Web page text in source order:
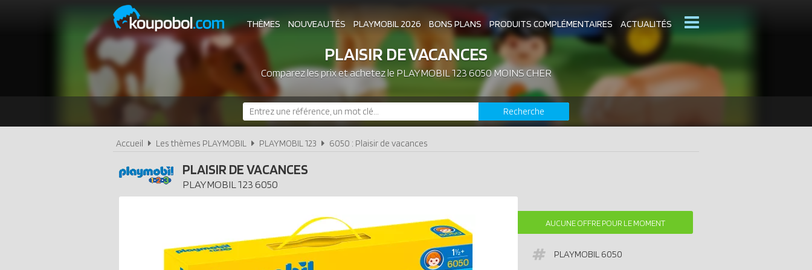
THÈMES NOUVEAUTÉS PLAYMOBIL 2026 BONS PLANS PRODUITS COMPLÉMENTAIRES ACTUALITÉS
ASSOCIATIONS DE FANS EXPOSITIONS PLAYMOBIL CATALOGUES PLAYMOBIL
LES PLAYMOBIL LES PLUS CHERS DERNIERS PLAYMOBIL AJOUTÉS
PLAISIR DE VACANCES
Comparez les prix et achetez le PLAYMOBIL 123 6050 MOINS CHER
Recherche
Accueil Les thèmes PLAYMOBIL PLAYMOBIL 123 6050 : Plaisir de vacances
PLAISIR DE VACANCES
PLAYMOBIL 123 6050
AUCUNE OFFRE POUR LE MOMENT
PLAYMOBIL 6050